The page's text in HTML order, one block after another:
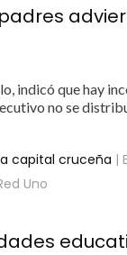
indicó que hay
no se
capital cruceña |
Uno